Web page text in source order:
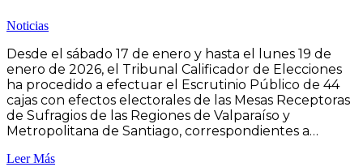
Noticias
Desde el sábado 17 de enero y hasta el lunes 19 de
enero de 2026, el Tribunal Calificador de Elecciones
ha procedido a efectuar el Escrutinio Público de 44
cajas con efectos electorales de las Mesas Receptoras
de Sufragios de las Regiones de Valparaíso y
Metropolitana de Santiago, correspondientes a…
Leer Más